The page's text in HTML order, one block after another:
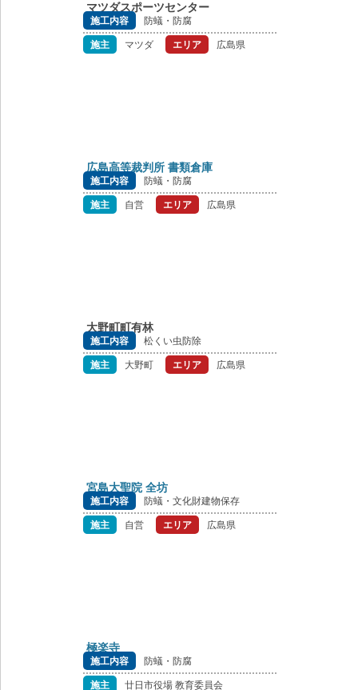
マツダスポーツセンター
施工内容
防蟻・防腐
施主
マツダ エリア 広島県
広島高等裁判所 書類倉庫
施工内容
防蟻・防腐
施主
自営 エリア 広島県
大野町町有林
施工内容
松くい虫防除
施主
大野町 エリア 広島県
宮島大聖院 全坊
施工内容
防蟻・文化財建物保存
施主
自営 エリア 広島県
極楽寺
施工内容
防蟻・防腐
施主
廿日市役場 教育委員会